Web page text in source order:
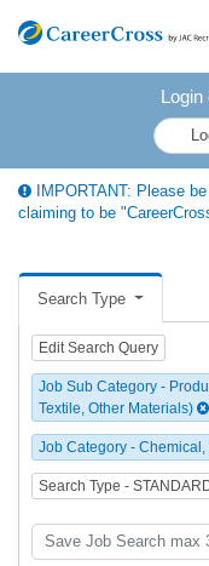
Login
IMPORTANT: Please
claiming to be
Search Type
Edit Search Query
Job Sub Category -
Textile, Other Materials)
Job Category -
Search Type -